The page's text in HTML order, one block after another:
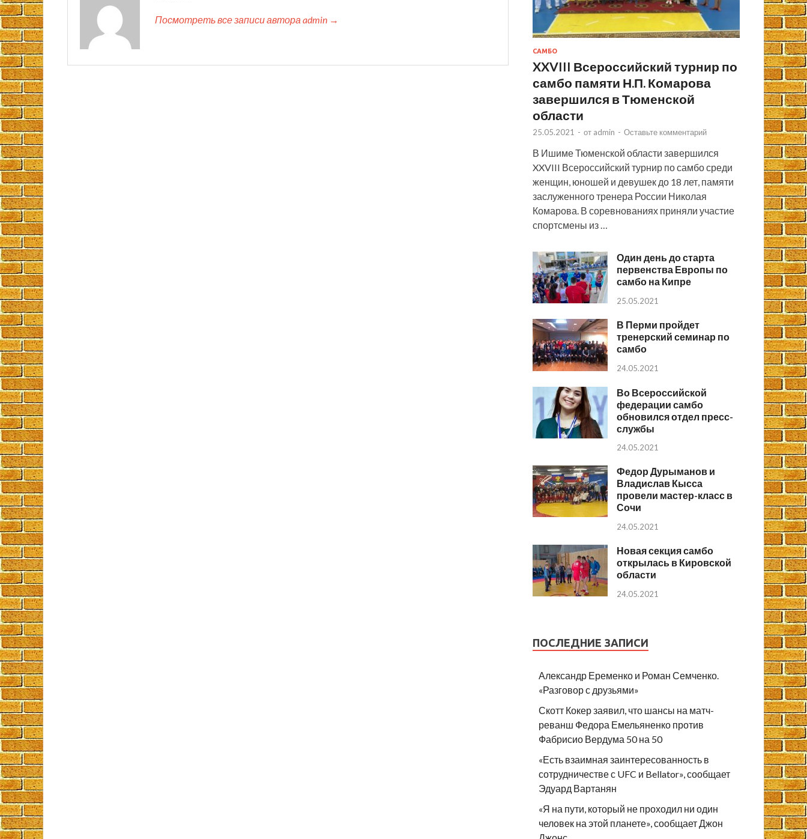
Посмотреть все записи автора admin →
САМБО
XXVIII Всероссийский турнир по
самбо памяти Н.П. Комарова
завершился в Тюменской
области
25.05.2021 - от admin - Оставьте комментарий
В Ишиме Тюменской области завершился
XXVIII Всероссийский турнир по самбо среди
женщин, юношей и девушек до 18 лет, памяти
заслуженного тренера России Николая
Комарова. В соревнованиях приняли участие
спортсмены из …
Один день до старта
первенства Европы по
самбо на Кипре
25.05.2021
В Перми пройдет
тренерский семинар по
самбо
24.05.2021
Во Всероссийской
федерации самбо
обновился отдел пресс-
службы
24.05.2021
Федор Дурыманов и
Владислав Кысса
провели мастер-класс в
Сочи
24.05.2021
Новая секция самбо
открылась в Кировской
области
24.05.2021
ПОСЛЕДНИЕ ЗАПИСИ
Александр Еременко и Роман Семченко.
«Разговор с друзьями»
Скотт Кокер заявил, что шансы на матч-
реванш Федора Емельяненко против
Фабрисио Вердума 50 на 50
«Есть взаимная заинтересованность в
сотрудничестве с UFC и Bellator», сообщает
Эдуард Вартанян
«Я на пути, который не проходил ни один
человек на этой планете», сообщает Джон